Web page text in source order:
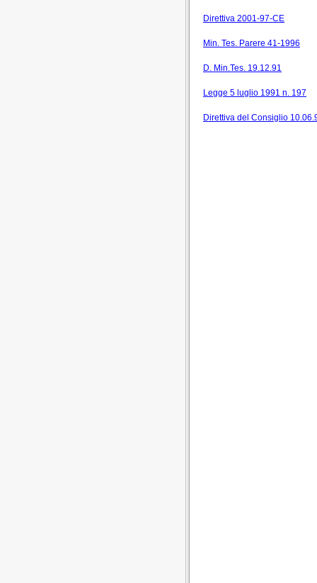
Direttiva 2001-97-CE
Min. Tes. Parere 41-1996
D. Min.Tes. 19.12.91
Legge 5 luglio 1991 n. 197
Direttiva del Consiglio